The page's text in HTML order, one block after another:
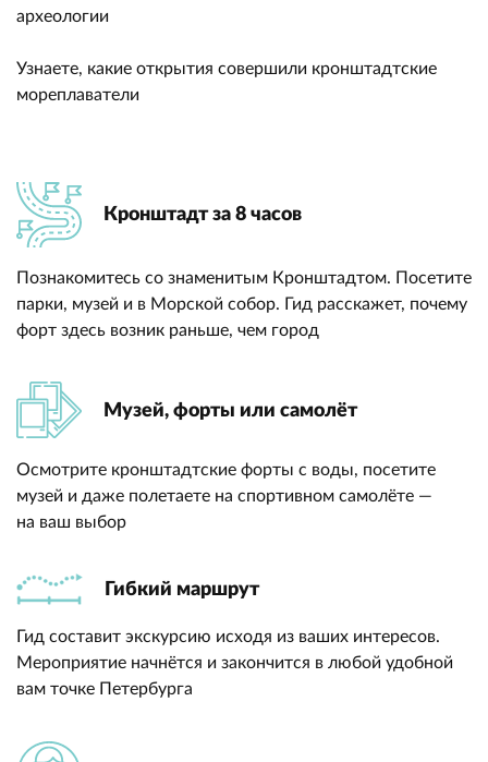
археологии
Узнаете, какие открытия совершили кронштадтские
мореплаватели
Кронштадт за 8 часов
Познакомитесь со знаменитым Кронштадтом. Посетите
парки, музей и в Морской собор. Гид расскажет, почему
форт здесь возник раньше, чем город
Музей, форты или самолёт
Осмотрите кронштадтские форты с воды, посетите
музей и даже полетаете на спортивном самолёте —
на ваш выбор
Гибкий маршрут
Гид составит экскурсию исходя из ваших интересов.
Мероприятие начнётся и закончится в любой удобной
вам точке Петербурга